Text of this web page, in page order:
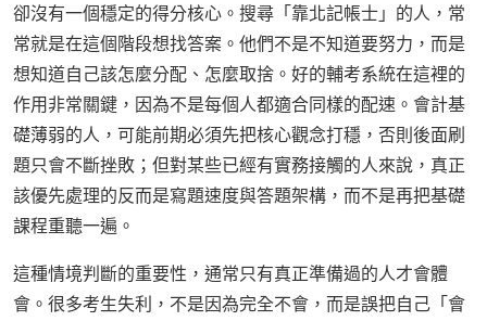
卻沒有一個穩定的得分核心。搜尋「靠北記帳士」的人，常
常就是在這個階段想找答案。他們不是不知道要努力，而是
想知道自己該怎麼分配、怎麼取捨。好的輔考系統在這裡的
作用非常關鍵，因為不是每個人都適合同樣的配速。會計基
礎薄弱的人，可能前期必須先把核心觀念打穩，否則後面刷
題只會不斷挫敗；但對某些已經有實務接觸的人來說，真正
該優先處理的反而是寫題速度與答題架構，而不是再把基礎
課程重聽一遍。
這種情境判斷的重要性，通常只有真正準備過的人才會體
會。很多考生失利，不是因為完全不會，而是誤把自己「會